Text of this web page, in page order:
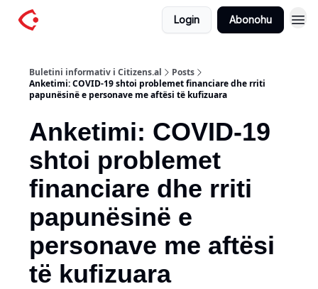
Login Abonohu
Buletini informativ i Citizens.al
Posts
Anketimi: COVID-19 shtoi problemet financiare dhe rriti
papunësinë e personave me aftësi të kufizuara
Anketimi: COVID-19
shtoi problemet
financiare dhe rriti
papunësinë e
personave me aftësi
të kufizuara